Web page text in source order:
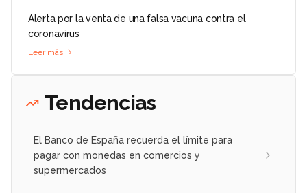
Alerta por la venta de una falsa vacuna contra el
coronavirus
Leer más
Tendencias
El Banco de España recuerda el límite para
pagar con monedas en comercios y
supermercados